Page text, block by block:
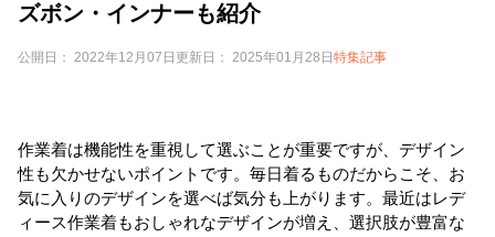
ズボン・インナーも紹介
公開日： 2022年12月07日 更新日： 2025年01月28日 特集記事
作業着は機能性を重視して選ぶことが重要ですが、デザイン
性も欠かせないポイントです。毎日着るものだからこそ、お
気に入りのデザインを選べば気分も上がります。最近はレデ
ィース作業着もおしゃれなデザインが増え、選択肢が豊富な